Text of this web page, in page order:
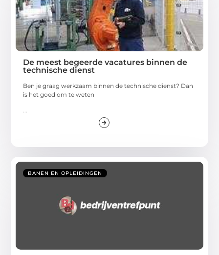
De meest begeerde vacatures binnen de
technische dienst
Ben je graag werkzaam binnen de technische dienst? Dan
is het goed om te weten
...
BANEN EN OPLEIDINGEN